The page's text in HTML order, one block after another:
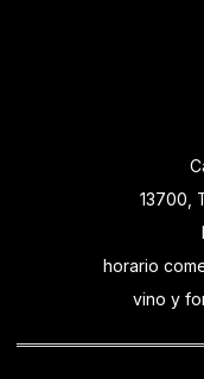
13700,
horario
vino y